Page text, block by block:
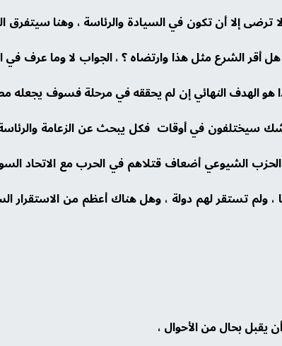
إلا أن تكون في السيادة والرئاسة ، وهنا سيتفرق
الشرع مثل هذا وارتضاه ؟ ، الجواب لا وما عرف في
هو الهدف النهائي إن لم يحققه في مرحلة فسوف يجعله
سيختلفون في أوقات فكل يبحث عن الزعامة
الشيوعي أضعاف قتلاهم في الحرب مع الاتحاد
ولم تستقر لهم دولة ، وهل هناك أعظم من الاستقرار
يقبل بحال من الأحوال ،